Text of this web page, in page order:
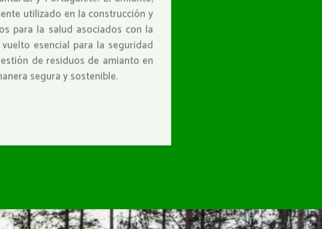
utilizado en la construcción y
para la salud asociados con la
esencial para la seguridad
de residuos de amianto en
segura y sostenible.